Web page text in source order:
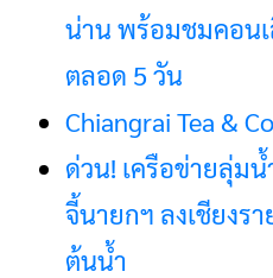
น่าน พร้อมชมคอน
ตลอด 5 วัน
Chiangrai Tea &
ด่วน! เครือข่ายลุ่ม
จี้นายกฯ ลงเชียงร
ต้นน้ำ